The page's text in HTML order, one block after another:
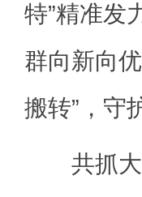
特”精准发
群向新向
搬转”，守
共抓大